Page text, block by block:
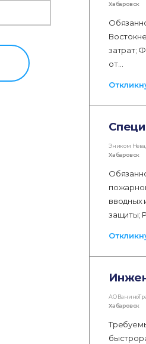
Хабаровск
затрат;
от…
Эником
Хабаровск
вводных
защиты;
АО
Хабаровск